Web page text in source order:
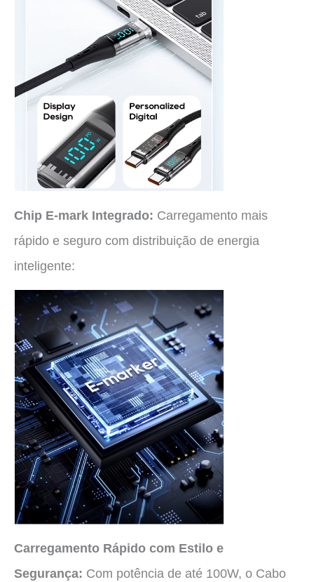
Chip E-mark Integrado: Carregamento mais
rápido e seguro com distribuição de energia
inteligente:
Carregamento Rápido com Estilo e
Segurança: Com potência de até 100W, o Cabo